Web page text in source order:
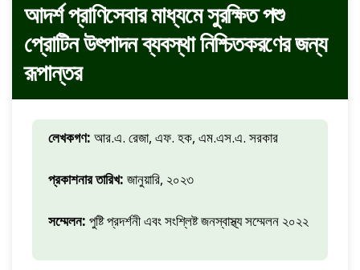
আদর্শ প্রাণিসেবার মাধ্যমে সুরক্ষিত পশু
প্রোটিন উৎপাদন ব্যবস্থা নিশ্চিতকরণের জন্য
রূপান্তর
লেখকগণ: আর.এ. রেজা, এফ. হক, এম.এস.এ. সরকার
প্রকাশনার তারিখ: জানুয়ারি, ২০২৩
সম্মেলন: পুষ্টি প্রদর্শনী এবং সংশ্লিষ্ট জনস্বাস্থ্য সম্মেলন ২০২২